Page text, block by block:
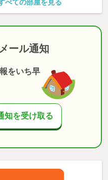
べての部屋を見る
ール通知
をいち早
知を受け取る